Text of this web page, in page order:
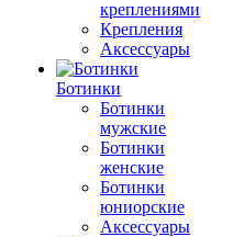
креплениями
Крепления
Аксессуары
Ботинки
Ботинки
мужские
Ботинки
женские
Ботинки
юниорские
Аксессуары